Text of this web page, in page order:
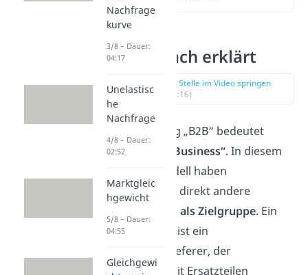
B2B einfach erklärt
zur Stelle im Video springen
(00:16)
Die Abkürzung „B2B“ bedeutet
„Business to Business“. In diesem
Geschäftsmodell haben
Unternehmen direkt andere
Unternehmen als Zielgruppe. Ein
Beispiel dafür ist ein
Automobilzulieferer, der
Autohäuser mit Ersatzteilen
Nachfrage
kurve
3/8 – Dauer:
04:17
Unelastisc
he
Nachfrage
4/8 – Dauer:
02:52
Marktgleic
hgewicht
5/8 – Dauer:
04:55
Gleichgewi